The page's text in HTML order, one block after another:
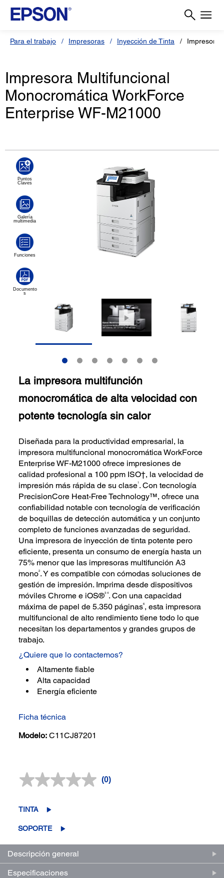
Para el trabajo Impresoras Inyección de Tinta Impresora
Impresora Multifuncional
Monocromática WorkForce
Enterprise WF-M21000
La impresora multifunción
monocromática de alta velocidad con
potente tecnología sin calor
Diseñada para la productividad empresarial, la
impresora multifuncional monocromática WorkForce
Enterprise WF-M21000 ofrece impresiones de
calidad profesional a 100 ppm ISO†, la velocidad de
impresión más rápida de su clase1. Con tecnología
PrecisionCore Heat-Free Technology™, ofrece una
confiabilidad notable con tecnología de verificación
de boquillas de detección automática y un conjunto
completo de funciones avanzadas de seguridad.
Una impresora de inyección de tinta potente pero
eficiente, presenta un consumo de energía hasta un
75% menor que las impresoras multifunción A3
mono2. Y es compatible con cómodas soluciones de
gestión de impresión. Imprima desde dispositivos
móviles Chrome e iOS®3 4. Con una capacidad
máxima de papel de 5.350 páginas6, esta impresora
multifuncional de alto rendimiento tiene todo lo que
necesitan los departamentos y grandes grupos de
trabajo.
¿Quiere que lo contactemos?
Altamente fiable
Alta capacidad
Energía eficiente
Ficha técnica
Modelo: C11CJ87201
Sin
(0)
TINTA
SOPORTE
Descripción general
Especificaciones